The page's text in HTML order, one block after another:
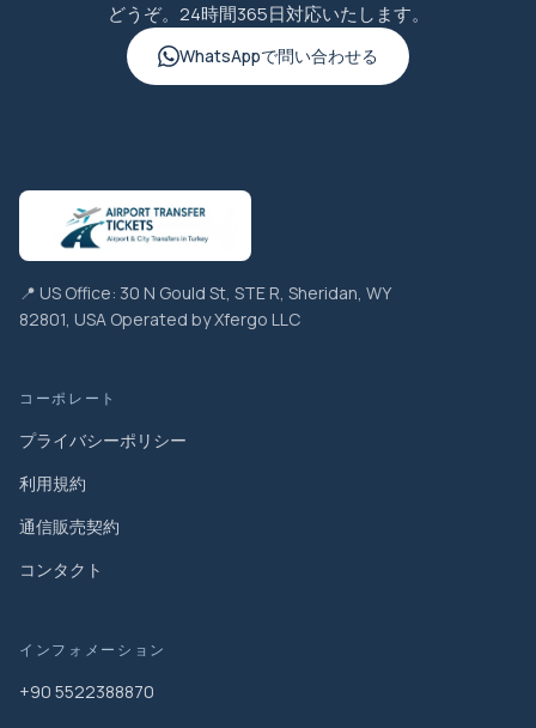
どうぞ。24時間365日対応いたします。
WhatsAppで問い合わせる
📍 US Office: 30 N Gould St, STE R, Sheridan, WY
82801, USA Operated by Xfergo LLC
コーポレート
プライバシーポリシー
利用規約
通信販売契約
コンタクト
インフォメーション
+90 5522388870